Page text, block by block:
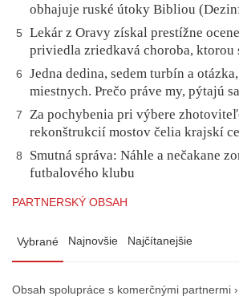
obhajuje ruské útoky Bibliou
5
Lekár z Oravy získal prestížne
priviedla zriedkavá choroba, ktorou
6
Jedna dedina, sedem turbín a
miestnych. Prečo práve my, pýtajú sa
7
Za pochybenia pri výbere
rekonštrukcií mostov čelia krajskí
8
Smutná správa: Náhle a nečakane
futbalového klubu
PARTNERSKÝ OBSAH
Vybrané Najnovšie Najčítanejšie
Obsah spolupráce s komerčnými partnermi ›